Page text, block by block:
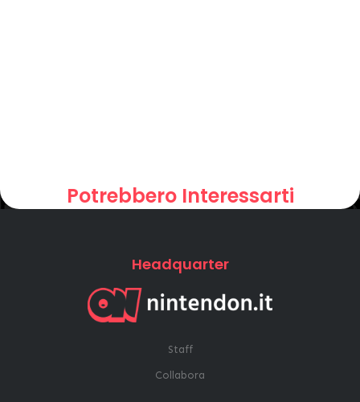
Potrebbero Interessarti
Headquarter
Staff
Collabora